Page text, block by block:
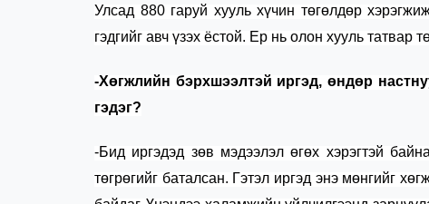
Улсад 880 гаруй хуульхүчин төгөлдөр
гэдгийг авч үзэх ёстой. Ер нь олон хууль татвар
-Хөгжлийн бэрхшээлтэй иргэд, өндөр
гэдэг?
-Бид иргэдэд зөв мэдээлэл өгөх хэрэгтэй
төгрөгийг баталсан. Гэтэл иргэд энэ мөнгийг х